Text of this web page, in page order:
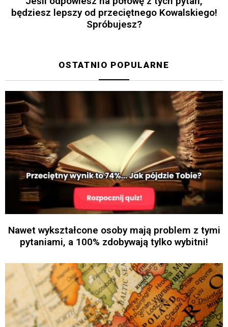
będziesz lepszy od przeciętnego Kowalskiego!
Spróbujesz?
OSTATNIO POPULARNE
Nawet wykształcone osoby mają problem z tymi
pytaniami, a 100% zdobywają tylko wybitni!